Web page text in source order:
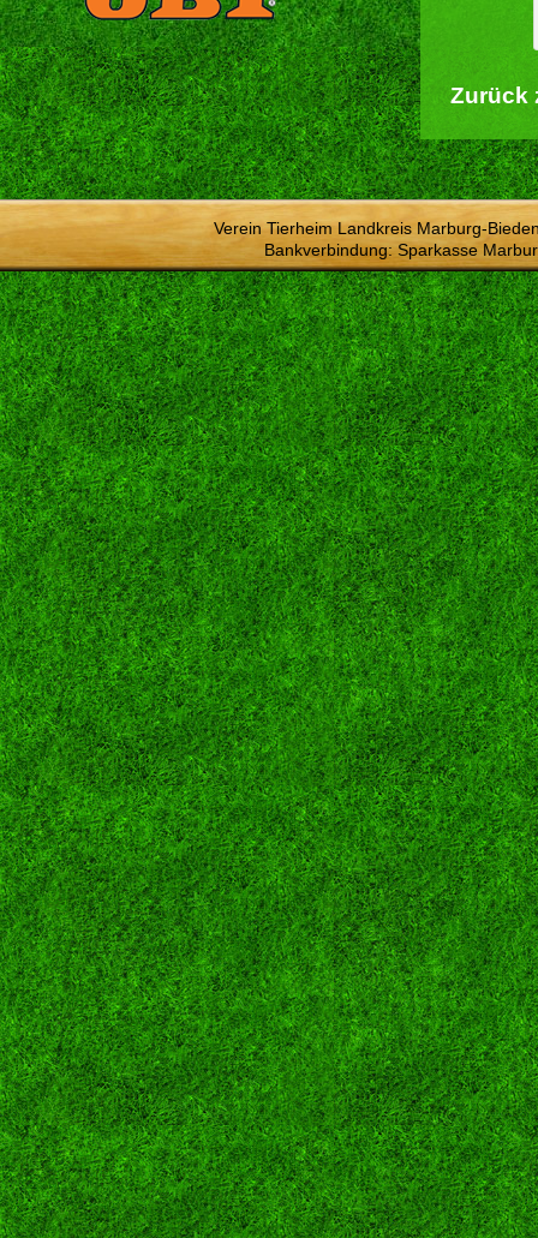
Zurück
Verein Tierheim Landkreis Marburg-
Bankverbindung: Sparkasse